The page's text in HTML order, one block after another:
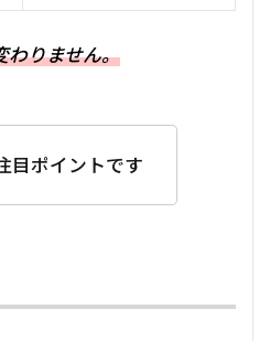
わりません。
目ポイントです